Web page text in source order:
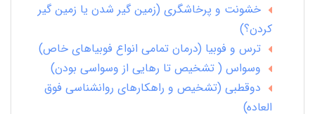
خشونت و پرخاشگری (زمین گیر شدن یا زمین گیر
کردن؟)
ترس و فوبیا (درمان تمامی انواع فوبیاهای خاص)
وسواس ( تشخیص تا رهایی از وسواسی بودن)
دوقطبی (تشخیص و راهکارهای روانشناسی فوق
العاده)